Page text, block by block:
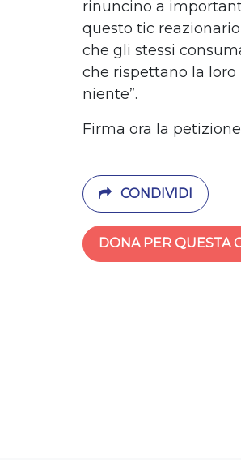
rinuncino a
questo tic
che gli stessi
che rispettano la
niente”.
Firma ora la
CONDIVIDI
DONA PER QUESTA